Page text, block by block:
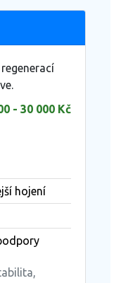
- 30 000 Kč
hojení